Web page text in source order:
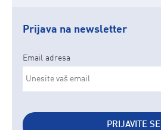
Prijava na newsletter
Email adresa
PRIJAVITE SE